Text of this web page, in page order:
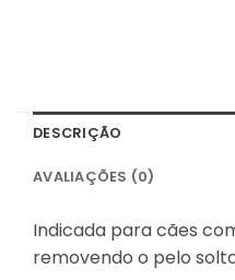
DESCRIÇÃO
AVALIAÇÕES (0)
Indicada para cães
removendo o pelo